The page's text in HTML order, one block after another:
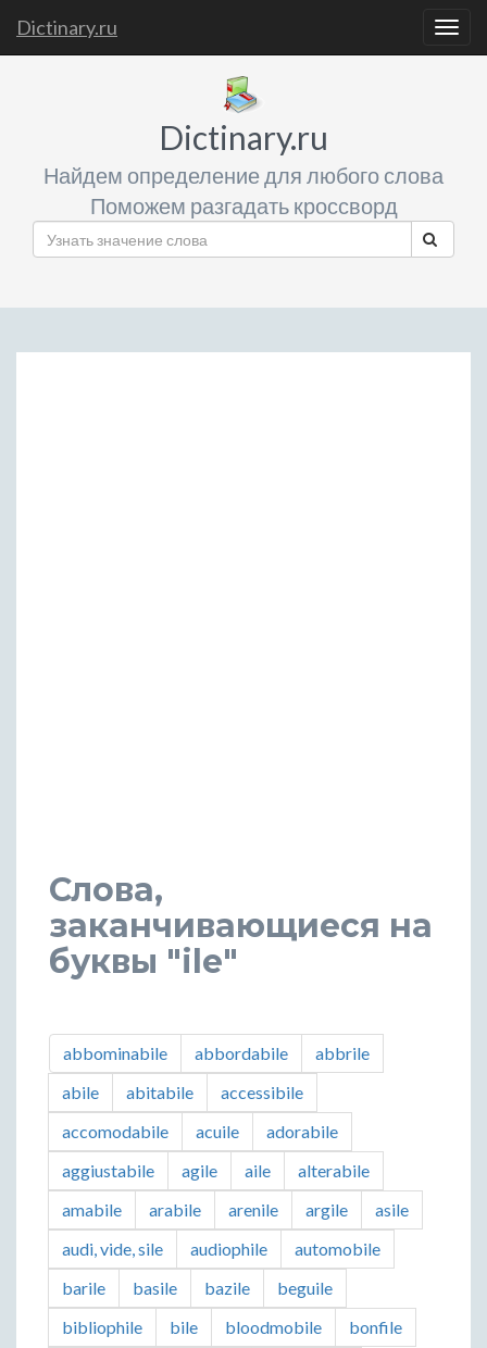
Dictinary.ru
Dictinary.ru
Найдем определение для любого слова
Поможем разгадать кроссворд
Слова,
заканчивающиеся на
буквы "ile"
abbominabile abbordabile
abbrile
abile
abitabile
accessibile
accomodabile
acuile
adorabile
aggiustabile
agile aile
alterabile
amabile
arabile arenile argile
asile
audi, vide, sile
audiophile
automobile
barile
basile bazile
beguile
bibliophile
bile bloodmobile
bonfile